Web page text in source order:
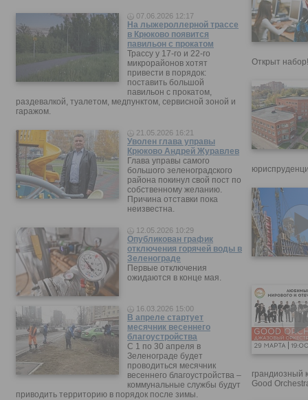
07.06.2026 12:17
На лыжероллерной трассе
в Крюково появится
павильон с прокатом
Трассу у 17-го и 22-го
микрорайонов хотят
привести в порядок:
поставить большой
павильон с прокатом,
раздевалкой, туалетом, медпунктом, сервисной зоной и
гаражом.
21.05.2026 16:21
Уволен глава управы
Крюково Андрей Журавлев
Глава управы самого
большого зеленоградского
района покинул свой пост по
собственному желанию.
Причина отставки пока
неизвестна.
12.05.2026 10:29
Опубликован график
отключения горячей воды в
Зеленограде
Первые отключения
ожидаются в конце мая.
16.03.2026 15:00
В апреле стартует
месячник весеннего
благоустройства
С 1 по 30 апреля в
Зеленограде будет
проводиться месячник
весеннего благоустройства –
коммунальные службы будут
приводить территорию в порядок после зимы.
Открыт набор!
грандиозный
Good